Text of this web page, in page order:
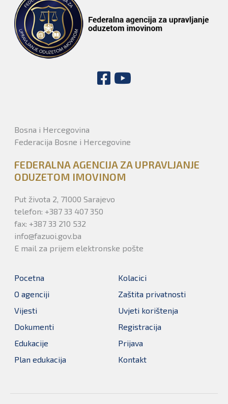
Bosna i Hercegovina
Federacija Bosne i Hercegovine
FEDERALNA AGENCIJA ZA UPRAVLJANJE
ODUZETOM IMOVINOM
Put života 2, 71000 Sarajevo
telefon: +387 33 407 350
fax: +387 33 210 532
info@fazuoi.gov.ba
E mail za prijem elektronske pošte
Pocetna
O agenciji
Vijesti
Dokumenti
Edukacije
Plan edukacija
Kolacici
Zaštita privatnosti
Uvjeti korištenja
Registracija
Prijava
Kontakt